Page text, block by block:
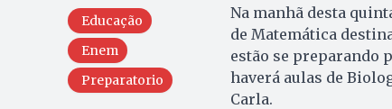
Educação
Enem
Preparatorio
Na manhã desta
de Matemática
estão se preparando
haverá aulas de
Carla.